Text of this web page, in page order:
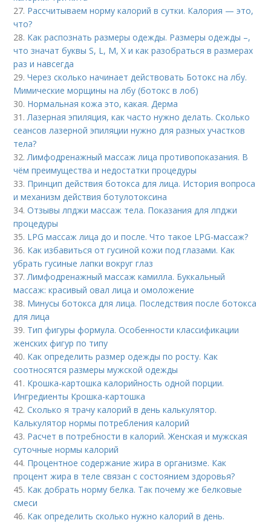
27. Рассчитываем норму калорий в сутки. Калория — это,
что?
28. Как распознать размеры одежды. Размеры одежды –,
что значат буквы S, L, M, X и как разобраться в размерах
раз и навсегда
29.Через сколько начинает действовать Ботокс на лбу.
Мимические морщины на лбу (ботокс в лоб)
30. Нормальная кожа это, какая. Дерма
31.Лазерная эпиляция, как часто нужно делать. Сколько
сеансов лазерной эпиляции нужно для разных участков
тела?
32.Лимфодренажный массаж лица противопоказания. В
чём преимущества и недостатки процедуры
33. Принцип действия ботокса для лица. История вопроса
и механизм действия ботулотоксина
34.Отзывы лпджи массаж тела. Показания для лпджи
процедуры
35. LPG массаж лица до и после. Что такое LPG-массаж?
36. Как избавиться от гусиной кожи под глазами. Как
убрать гусиные лапки вокруг глаз
37.Лимфодренажный массаж камилла. Буккальный
массаж: красивый овал лица и омоложение
38. Минусы ботокса для лица. Последствия после ботокса
для лица
39. Тип фигуры формула. Особенности классификации
женских фигур по типу
40. Как определить размер одежды по росту. Как
соотносятся размеры мужской одежды
41. Крошка-картошка калорийность одной порции.
Ингредиенты Крошка-картошка
42.Сколько я трачу калорий в день калькулятор.
Калькулятор нормы потребления калорий
43. Расчет в потребности в калорий. Женская и мужская
суточные нормы калорий
44. Процентное содержание жира в организме. Как
процент жира в теле связан с состоянием здоровья?
45. Как добрать норму белка. Так почему же белковые
смеси
46. Как определить сколько нужно калорий в день.